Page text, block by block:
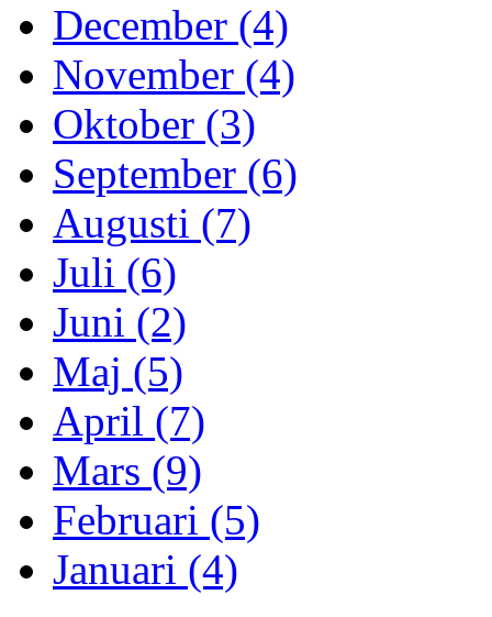
December (4)
November (4)
Oktober (3)
September (6)
Augusti (7)
Juli (6)
Juni (2)
Maj (5)
April (7)
Mars (9)
Februari (5)
Januari (4)